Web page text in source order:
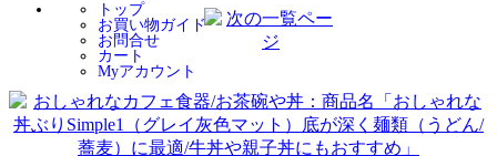
トップ
お買い物ガイド
お問合せ
カート
Myアカウント